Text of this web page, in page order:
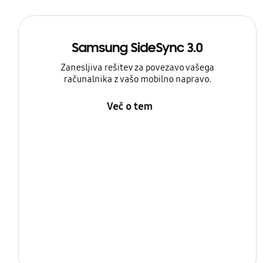
Samsung SideSync 3.0
Zanesljiva rešitev za povezavo vašega
računalnika z vašo mobilno napravo.
Več o tem